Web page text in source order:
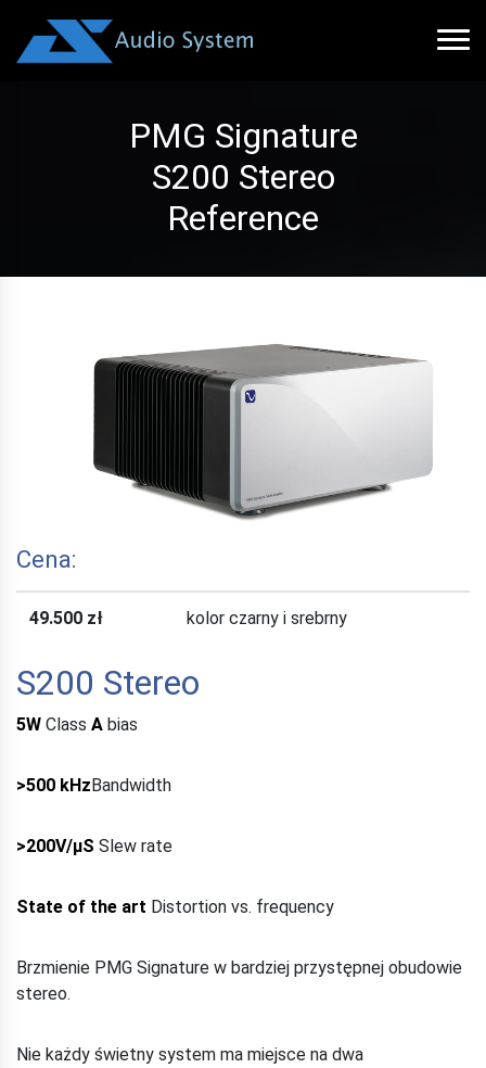
PMG Signature
S200 Stereo
Reference
Cena:
49.500 zł kolor czarny i srebrny
S200 Stereo
5W Class A bias
>500 kHzBandwidth
>200V/µS Slew rate
State of the art Distortion vs. frequency
Brzmienie PMG Signature w bardziej przystępnej obudowie
stereo.
Nie każdy świetny system ma miejsce na dwa